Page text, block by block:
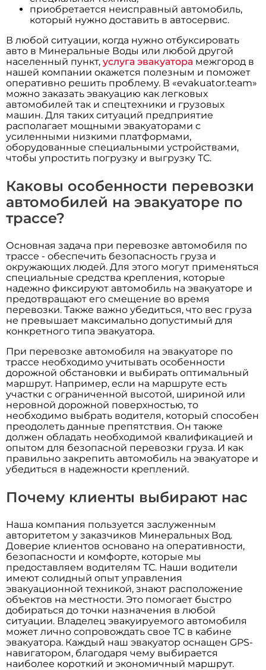
приобретается неисправный автомобиль,
который нужно доставить в автосервис.
В любой ситуации, когда нужно отбуксировать
авто в Минеральные Воды или любой другой
населенный пункт,услуга эвакуатора межгород в
нашей компании окажется полезным и поможет
оперативно решить проблему. В «evakuator.team»
можно заказать эвакуацию как легковых
автомобилей так и спецтехники и грузовых
машин. Для таких ситуаций предприятие
располагает мощными эвакуаторами с
усиленными низкими платформами,
оборудованные специальными устройствами,
чтобы упростить погрузку и выгрузку ТС.
Каковы особенности перевозки
автомобилей на эвакуаторе по
трассе?
Основная задача при перевозке автомобиля по
трассе - обеспечить безопасность груза и
окружающих людей. Для этого могут применяться
специальные средства крепления, которые
надежно фиксируют автомобиль на эвакуаторе и
предотвращают его смещение во время
перевозки. Также важно убедиться, что вес груза
не превышает максимально допустимый для
конкретного типа эвакуатора.
При перевозке автомобиля на эвакуаторе по
трассе необходимо учитывать особенности
дорожной обстановки и выбирать оптимальный
маршрут. Например, если на маршруте есть
участки с ограниченной высотой, шириной или
неровной дорожной поверхностью, то
необходимо выбрать водителя, который способен
преодолеть данные препятствия. Он также
должен обладать необходимой квалификацией и
опытом для безопасной перевозки груза. И как
правильно закрепить автомобиль на эвакуаторе и
убедиться в надежности креплений.
Почему клиенты выбирают нас
Наша компания пользуется заслуженным
авторитетом у заказчиков Минеральных Вод.
Доверие клиентов основано на оперативности,
безопасности и комфорте, которые мы
предоставляем водителям ТС. Наши водители
имеют солидный опыт управления
эвакуационной техникой, знают расположение
объектов на местности. Это помогает быстро
добираться до точки назначения в любой
ситуации. Владелец эвакуируемого автомобиля
может лично сопровождать свое ТС в кабине
эвакуатора. Каждый наш эвакуатор оснащен GPS-
навигатором, благодаря чему выбирается
наиболее короткий и экономичный маршрут.